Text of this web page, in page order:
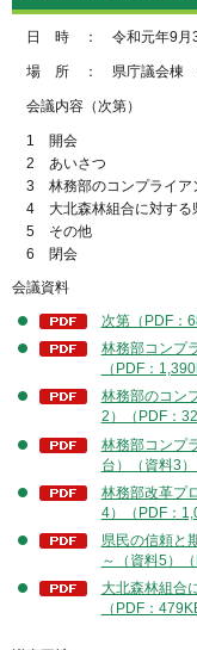
日 時 ： 令和元年9月3
場 所 ： 県庁議会棟
会議内容（次第）
1 開会
2 あいさつ
3 林務部のコンプライア
4 大北森林組合に対する
5 その他
6 閉会
会議資料
次第（PDF：
林務部コンプ
（PDF：
林務部のコン
2）（PDF：
林務部コンプ
台）（資料3
林務部改革プ
4）（PDF：
県民の信頼と
～（資料5）
大北森林組合
（PDF：